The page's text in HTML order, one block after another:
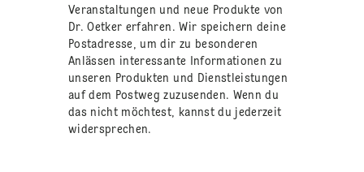
Veranstaltungen und neue Produkte von
Dr. Oetker erfahren. Wir speichern deine
Postadresse, um dir zu besonderen
Anlässen interessante Informationen zu
unseren Produkten und Dienstleistungen
auf dem Postweg zuzusenden. Wenn du
das nicht möchtest, kannst du jederzeit
widersprechen.